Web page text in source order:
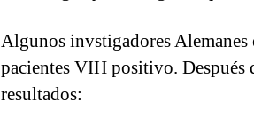
Algunos invstigadores
pacientes VIH positivo. Después
resultados: